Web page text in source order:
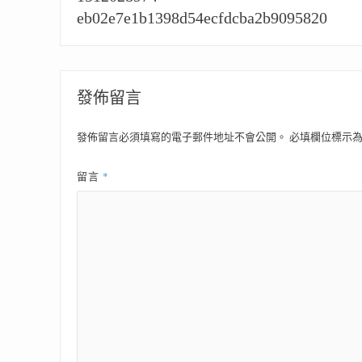
導
eb02e7e1b1398d54ecfdcba2b9095820
發佈留言
發佈留言必須填寫的電子郵件地址不會公開。 必填欄位標示
留言 *